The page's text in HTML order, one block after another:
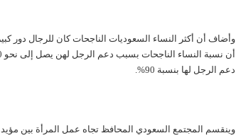
وأضاف أن أكثر النساء السعوديات الناجحات كان للرجال دور
دعم الرجل لها بنسبة 90%.
وينقسم المجتمع السعودي المحافظ تجاه عمل المرأة بين